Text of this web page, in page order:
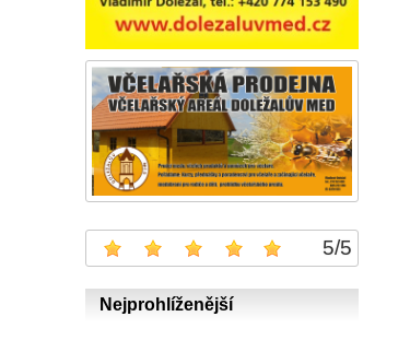
5/5
Nejprohlíženější